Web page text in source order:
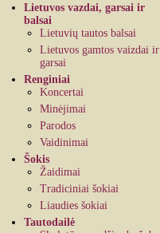
Lietuvos vazdai, garsai ir
balsai
Lietuvių tautos balsai
Lietuvos gamtos vaizdai ir
garsai
Renginiai
Koncertai
Minėjimai
Parodos
Vaidinimai
Šokis
Žaidimai
Tradiciniai šokiai
Liaudies šokiai
Tautodailė